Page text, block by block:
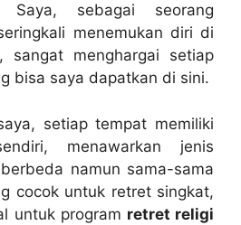
Saya, sebagai seorang
menemukan diri di
sangat menghargai setiap
bisa saya dapatkan di sini.
setiap tempat memiliki
menawarkan jenis
namun sama-sama
cocok untuk retret singkat,
untuk program retret religi